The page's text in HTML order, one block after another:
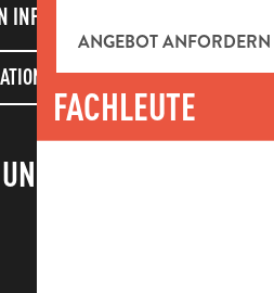
ANGEBOT ANFORDERN
FACHLEUTE
INFORMATIONEN!
LETTER